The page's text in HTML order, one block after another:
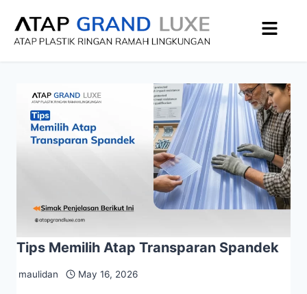
Tips Memilih Atap Transparan Spandek
maulidan May 16, 2026